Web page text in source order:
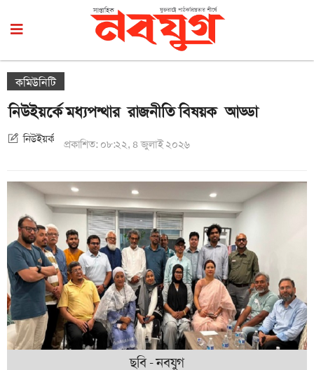
কমিউনিটি
নিউইয়র্কে মধ্যপন্থার রাজনীতি বিষয়ক আড্ডা
নিউইয়র্ক প্রকাশিত: ০৮:২২, ৪ জুলাই ২০২৬
ছবি - নবযুগ